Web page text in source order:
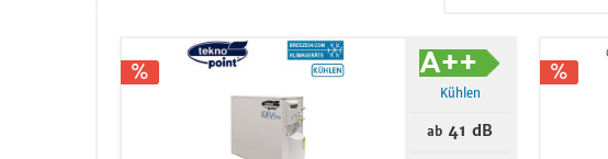
Kühlen
ab 41 dB